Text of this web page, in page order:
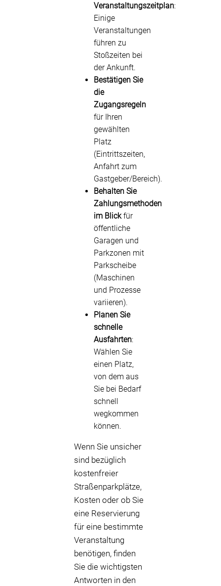
Veranstaltungszeitplan:
Einige
Veranstaltungen
führen zu
Stoßzeiten bei
der Ankunft.
Bestätigen Sie
die
Zugangsregeln
für Ihren
gewählten
Platz
(Eintrittszeiten,
Anfahrt zum
Gastgeber/Bereich).
Behalten Sie
Zahlungsmethoden
im Blickfür
öffentliche
Garagen und
Parkzonen mit
Parkscheibe
(Maschinen
und Prozesse
variieren).
Planen Sie
schnelle
Ausfahrten:
Wählen Sie
einen Platz,
von dem aus
Sie bei Bedarf
schnell
wegkommen
können.
Wenn Sie unsicher
sind bezüglich
kostenfreier
Straßenparkplätze,
Kosten oder ob Sie
eine Reservierung
für eine bestimmte
Veranstaltung
benötigen, finden
Sie die wichtigsten
Antworten in den